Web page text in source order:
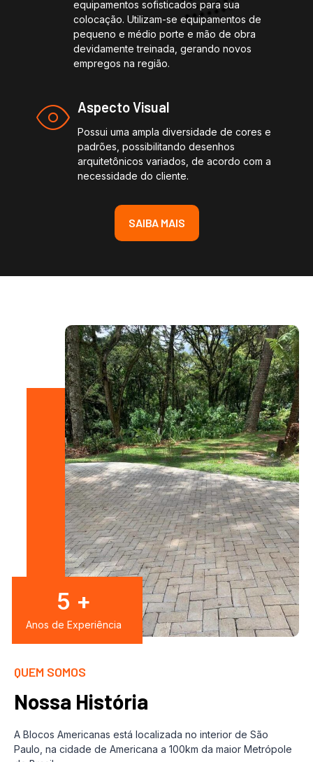
equipamentos sofisticados para sua
colocação. Utilizam-se equipamentos de
pequeno e médio porte e mão de obra
devidamente treinada, gerando novos
empregos na região.
Aspecto Visual
Possui uma ampla diversidade de cores e
padrões, possibilitando desenhos
arquitetônicos variados, de acordo com a
necessidade do cliente.
SAIBA MAIS
QUEM SOMOS
Nossa História
A Blocos Americanas está localizada no interior de São
Paulo, na cidade de Americana a 100km da maior Metrópole
7 +
Anos de Experiência